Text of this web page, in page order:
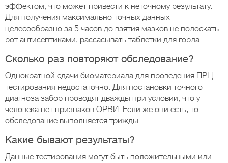
эффектом, что может привести к неточному результату.
Для получения максимально точных данных
целесообразно за 5 часов до взятия мазков не полоскать
рот антисептиками, рассасывать таблетки для горла.
Сколько раз повторяют обследование?
Однократной сдачи биоматериала для проведения ПРЦ-
тестирования недостаточно. Для постановки точного
диагноза забор проводят дважды при условии, что у
человека нет признаков ОРВИ. Если же они есть, то
обследование выполняется трижды.
Какие бывают результаты?
Данные тестирования могут быть положительными или